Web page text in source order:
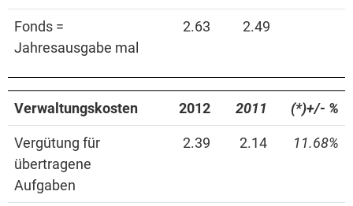
Fonds =
Jahresausgabe mal
2.63 2.49
Verwaltungskosten 2012 2011 (*)+/- %
Vergütung für
übertragene
Aufgaben
2.39 2.14 11.68%